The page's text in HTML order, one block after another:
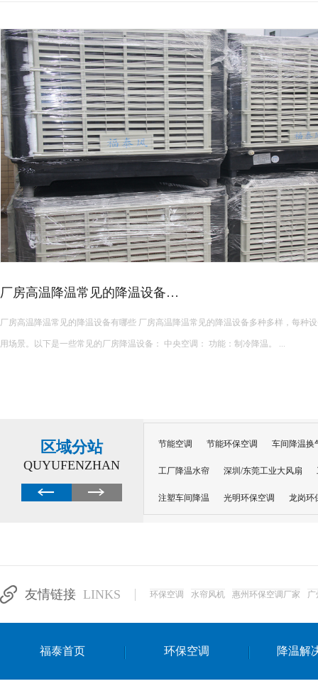
2024-
气办法有哪些
法多种多样，适用于不同的环
2024-
调用在哪些车间类…
型最合适 工业节能空调适用于多种车间类
能是稳定的，这主要体现在以
区域分站
QUYUFENZHAN
节能空调 节能环保空调 车间降温换
工厂降温水帘 深圳/东莞工业大风扇
注塑车间降温 光明环保空调 龙岗环
达州工业省电安装
友情链接 LINKS 环保空调 水帘风机 惠州环保空调厂家 广
福泰首页 环保空调 降温解